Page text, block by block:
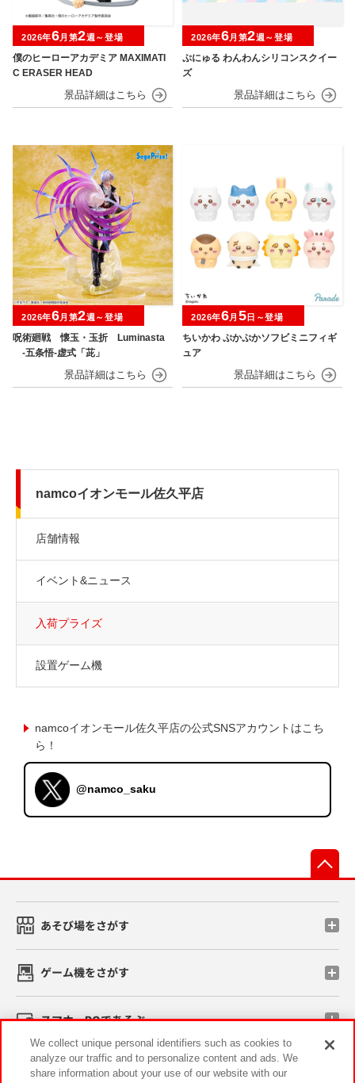
僕のヒーローアカデミア MAXIMATI
C ERASER HEAD
2026年6月第2週～登場
ぷにゅる わんわんシリコンスクイー
ズ
2026年6月第2週～登場
呪術廻戦 懐玉・玉折 Luminasta
‐五条悟‐虚式「茈」
2026年6月第2週～登場
ちいかわ ぷかぷかソフビミニフィギ
ュア
2026年6月 5日～登場
namcoイオンモール佐久平店
店舗情報
イベント&ニュース
入荷プライズ
設置ゲーム機
namcoイオンモール佐久平店の公式SNSアカウントはこち
ら！
@namco_saku
あそび場をさがす
ゲーム機をさがす
スマホ・PCであそぶ
イベント・キャンペーン
We collect unique personal identifiers such as cookies to
analyze our traffic and to personalize content and ads. We
share information about your use of our website with our